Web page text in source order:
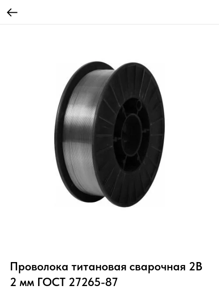
Проволока титановая сварочная 2В
2 мм ГОСТ 27265-87